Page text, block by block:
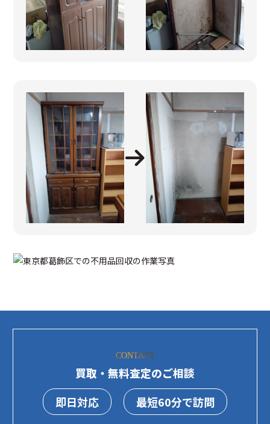
CONTACT
買取・無料査定のご相談
即日対応
最短60分で訪問